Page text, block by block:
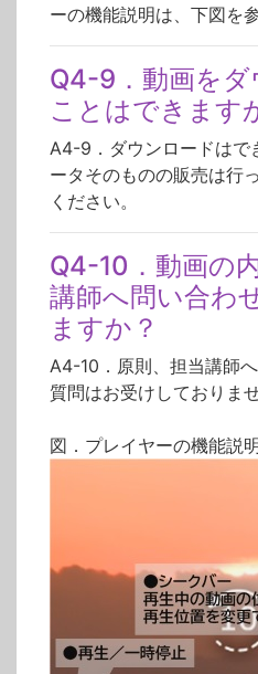
ーの機能説明は、下図を
Q4-9．動画をダ
ことはできます
A4-9．ダウンロードはで
ータそのものの販売は行
ください。
Q4-10．動画の
講師へ問い合わ
ますか？
A4-10．原則、担当講師
質問はお受けしておりま
図．プレイヤーの機能説